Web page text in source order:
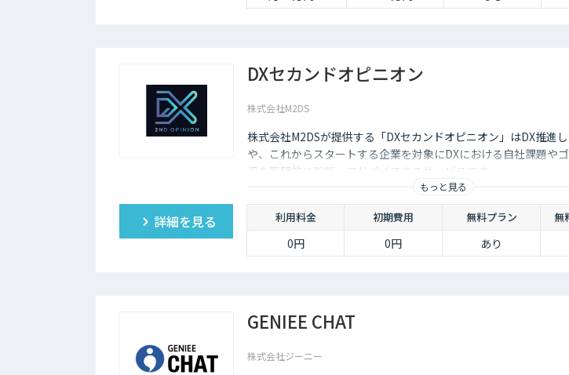
DXセカンドオピニオン
株式会社M2DS
株式会社M2DSが提供する「DXセカンドオピニオン」はDX推進
や、これからスタートする企業を対象にDXにおける自社課題や
況を客観的に診断・アドバイスするサービスです
もっと見る
詳細を見る 利用料金 初期費用 無料プラン 無
0円 0円 あり
GENIEE CHAT
株式会社ジーニー